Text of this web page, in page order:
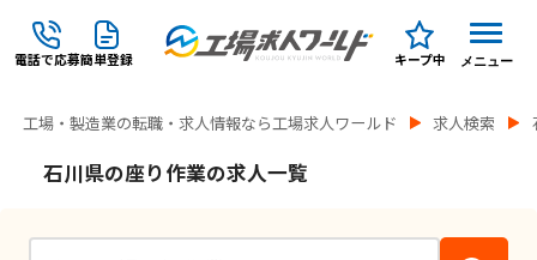
電話で応募簡単登録 キープ中 メニュー
工場・製造業の転職・求人情報なら工場求人ワールド 求人検索
石川県の座り作業の求人一覧